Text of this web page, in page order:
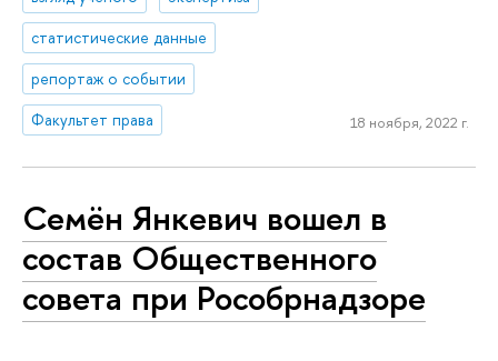
статистические данные
репортаж о событии
Факультет права
18 ноября, 2022 г.
Семён Янкевич вошел в
состав Общественного
совета при Рособрнадзоре